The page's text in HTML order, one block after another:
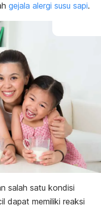
gejala alergi susu sapi.
salah satu kondisi
dapat memiliki reaksi